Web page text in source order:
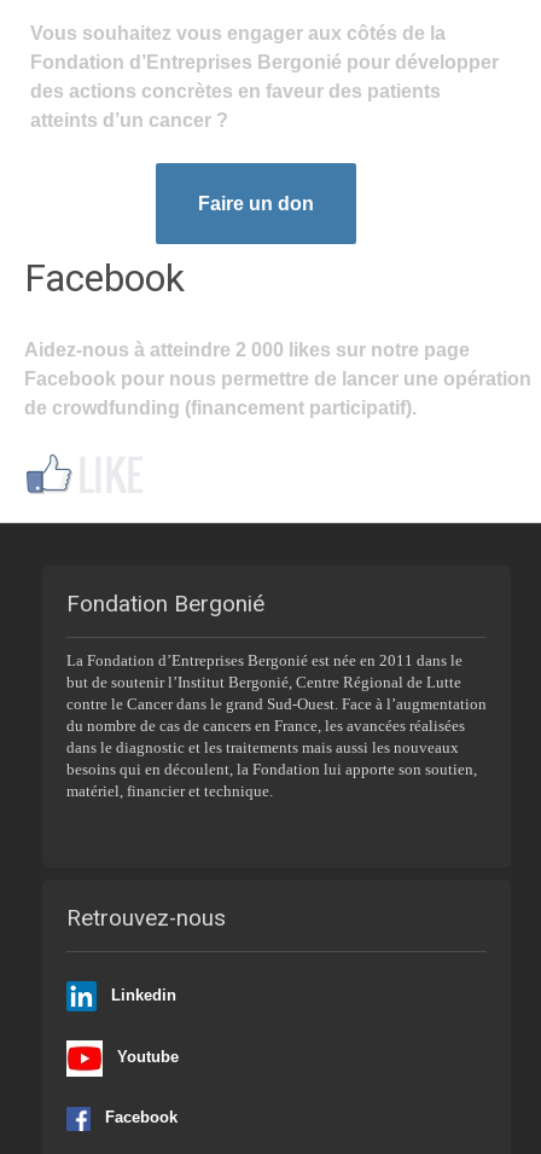
Vous souhaitez vous engager aux côtés de la
Fondation d’Entreprises Bergonié pour développer
des actions concrètes en faveur des patients
atteints d’un cancer ?
Faire un don
Facebook
Aidez-nous à atteindre 2 000 likes sur notre page
Facebook pour nous permettre de lancer une opération
de crowdfunding (financement participatif).
Fondation Bergonié
La Fondation d’Entreprises Bergonié est née en 2011 dans le
but de soutenir l’Institut Bergonié, Centre Régional de Lutte
contre le Cancer dans le grand Sud-Ouest. Face à l’augmentation
du nombre de cas de cancers en France, les avancées réalisées
dans le diagnostic et les traitements mais aussi les nouveaux
besoins qui en découlent, la Fondation lui apporte son soutien,
matériel, financier et technique.
Retrouvez-nous
Linkedin
Youtube
Facebook